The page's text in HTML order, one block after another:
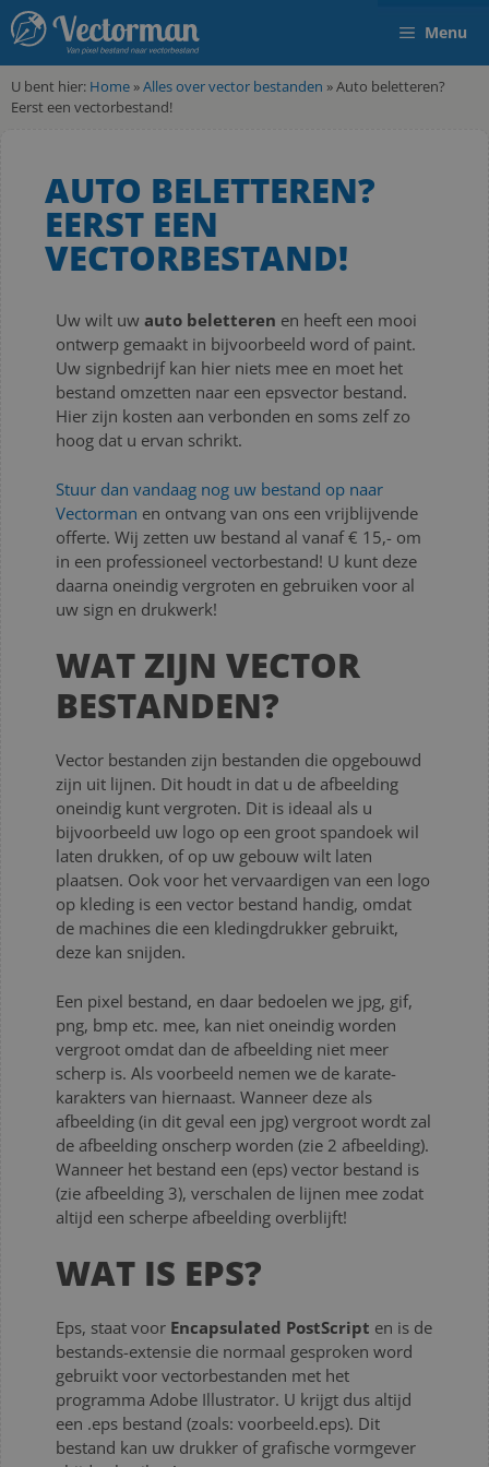
Menu
U bent hier: Home »Alles over vector bestanden »Auto beletteren?
Eerst een vectorbestand!
AUTO BELETTEREN?
EERST EEN
VECTORBESTAND!
Uw wilt uw auto beletteren en heeft een mooi
ontwerp gemaakt in bijvoorbeeld word of paint.
Uw signbedrijf kan hier niets mee en moet het
bestand omzetten naar een epsvector bestand.
Hier zijn kosten aan verbonden en soms zelf zo
hoog dat u ervan schrikt.
Stuur dan vandaag nog uw bestand op naar
Vectorman en ontvang van ons een vrijblijvende
offerte. Wij zetten uw bestand al vanaf € 15,- om
in een professioneel vectorbestand! U kunt deze
daarna oneindig vergroten en gebruiken voor al
uw sign en drukwerk!
WAT ZIJN VECTOR
BESTANDEN?
Vector bestanden zijn bestanden die opgebouwd
zijn uit lijnen. Dit houdt in dat u de afbeelding
oneindig kunt vergroten. Dit is ideaal als u
bijvoorbeeld uw logo op een groot spandoek wil
laten drukken, of op uw gebouw wilt laten
plaatsen. Ook voor het vervaardigen van een logo
op kleding is een vector bestand handig, omdat
de machines die een kledingdrukker gebruikt,
deze kan snijden.
Een pixel bestand, en daar bedoelen we jpg, gif,
png, bmp etc. mee, kan niet oneindig worden
vergroot omdat dan de afbeelding niet meer
scherp is. Als voorbeeld nemen we de karate-
karakters van hiernaast. Wanneer deze als
afbeelding (in dit geval een jpg) vergroot wordt zal
de afbeelding onscherp worden (zie 2 afbeelding).
Wanneer het bestand een (eps) vector bestand is
(zie afbeelding 3), verschalen de lijnen mee zodat
altijd een scherpe afbeelding overblijft!
WAT IS EPS?
Eps, staat voor Encapsulated PostScript en is de
bestands-extensie die normaal gesproken word
gebruikt voor vectorbestanden met het
programma Adobe Illustrator. U krijgt dus altijd
een .eps bestand (zoals: voorbeeld.eps). Dit
bestand kan uw drukker of grafische vormgever